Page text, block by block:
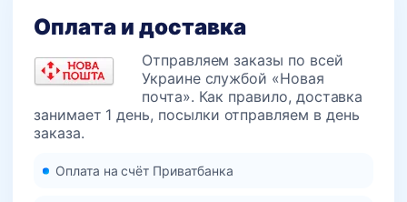
Оплата и доставка
Отправляем заказы по всей
Украине службой «Новая
почта». Как правило, доставка
занимает 1 день, посылки отправляем в день
заказа.
Оплата на счёт Приватбанка